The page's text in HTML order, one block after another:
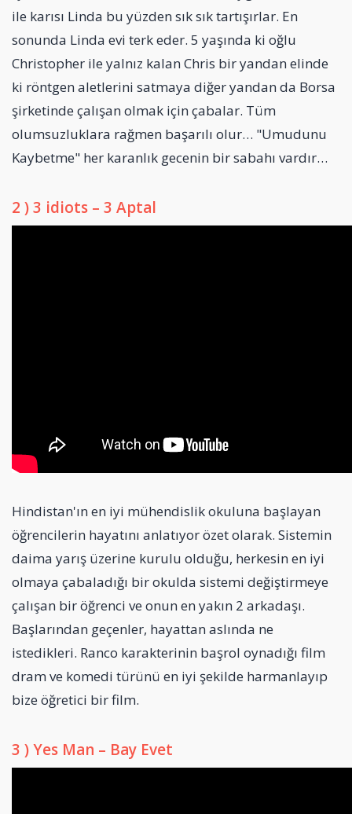
ile karısı Linda bu yüzden sık sık tartışırlar. En
sonunda Linda evi terk eder. 5 yaşında ki oğlu
Christopher ile yalnız kalan Chris bir yandan elinde
ki röntgen aletlerini satmaya diğer yandan da Borsa
şirketinde çalışan olmak için çabalar. Tüm
olumsuzluklara rağmen başarılı olur… "Umudunu
Kaybetme" her karanlık gecenin bir sabahı vardır…
2 ) 3 idiots – 3 Aptal
Hindistan'ın en iyi mühendislik okuluna başlayan
öğrencilerin hayatını anlatıyor özet olarak. Sistemin
daima yarış üzerine kurulu olduğu, herkesin en iyi
olmaya çabaladığı bir okulda sistemi değiştirmeye
çalışan bir öğrenci ve onun en yakın 2 arkadaşı.
Başlarından geçenler, hayattan aslında ne
istedikleri. Ranco karakterinin başrol oynadığı film
dram ve komedi türünü en iyi şekilde harmanlayıp
bize öğretici bir film.
3 ) Yes Man – Bay Evet